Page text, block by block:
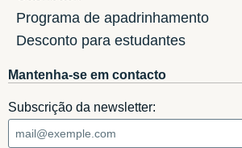
Programa de apadrinhamento
Desconto para estudantes
Mantenha-se em contacto
Subscrição da newsletter: